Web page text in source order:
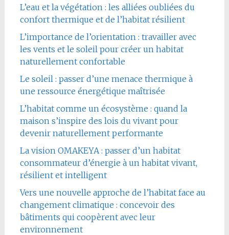
L’eau et la végétation : les alliées oubliées du
confort thermique et de l’habitat résilient
L’importance de l’orientation : travailler avec
les vents et le soleil pour créer un habitat
naturellement confortable
Le soleil : passer d’une menace thermique à
une ressource énergétique maîtrisée
L’habitat comme un écosystème : quand la
maison s’inspire des lois du vivant pour
devenir naturellement performante
La vision OMAKEYA : passer d’un habitat
consommateur d’énergie à un habitat vivant,
résilient et intelligent
Vers une nouvelle approche de l’habitat face au
changement climatique : concevoir des
bâtiments qui coopèrent avec leur
environnement